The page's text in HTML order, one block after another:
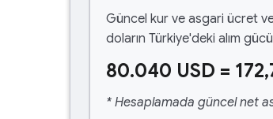
Güncel kur ve asgari ücret
doların Türkiye'deki alım
80.040 USD =
* Hesaplamada güncel net